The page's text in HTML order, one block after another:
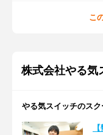
こ
株式会社やる気
やる気スイッチのス